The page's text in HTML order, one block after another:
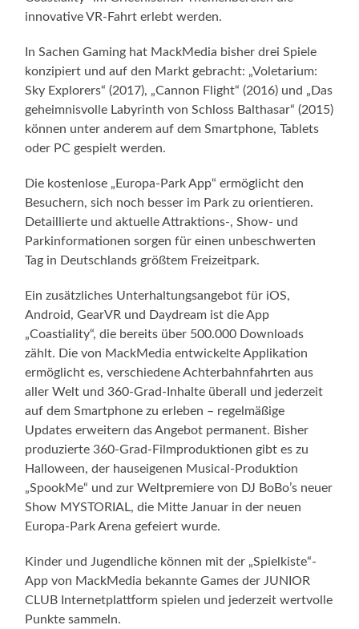
innovative VR-Fahrt erlebt werden.
In Sachen Gaming hat MackMedia bisher drei Spiele
konzipiert und auf den Markt gebracht: „Voletarium:
Sky Explorers“ (2017), „Cannon Flight“ (2016) und „Das
geheimnisvolle Labyrinth von Schloss Balthasar“ (2015)
können unter anderem auf dem Smartphone, Tablets
oder PC gespielt werden.
Die kostenlose „Europa-Park App“ ermöglicht den
Besuchern, sich noch besser im Park zu orientieren.
Detaillierte und aktuelle Attraktions-, Show- und
Parkinformationen sorgen für einen unbeschwerten
Tag in Deutschlands größtem Freizeitpark.
Ein zusätzliches Unterhaltungsangebot für iOS,
Android, GearVR und Daydream ist die App
„Coastiality“, die bereits über 500.000 Downloads
zählt. Die von MackMedia entwickelte Applikation
ermöglicht es, verschiedene Achterbahnfahrten aus
aller Welt und 360-Grad-Inhalte überall und jederzeit
auf dem Smartphone zu erleben – regelmäßige
Updates erweitern das Angebot permanent. Bisher
produzierte 360-Grad-Filmproduktionen gibt es zu
Halloween, der hauseigenen Musical-Produktion
„SpookMe“ und zur Weltpremiere von DJ BoBo’s neuer
Show MYSTORIAL, die Mitte Januar in der neuen
Europa-Park Arena gefeiert wurde.
Kinder und Jugendliche können mit der „Spielkiste“-
App von MackMedia bekannte Games der JUNIOR
CLUB Internetplattform spielen und jederzeit wertvolle
Punkte sammeln.